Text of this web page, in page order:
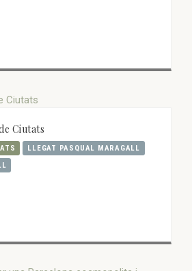
Ciutats
LLEGAT PASQUAL MARAGALL